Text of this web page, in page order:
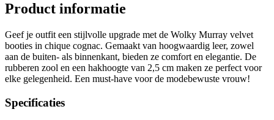
Product informatie
Geef je outfit een stijlvolle upgrade met de Wolky Murray velvet
booties in chique cognac. Gemaakt van hoogwaardig leer, zowel
aan de buiten- als binnenkant, bieden ze comfort en elegantie. De
rubberen zool en een hakhoogte van 2,5 cm maken ze perfect voor
elke gelegenheid. Een must-have voor de modebewuste vrouw!
Specificaties